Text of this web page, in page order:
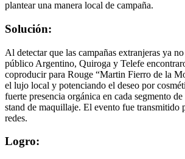
plantear una manera local de campaña.
Solución:
Al detectar que las campañas extranjeras ya
público Argentino, Quiroga y Telefe
coproducir para Rouge “Martin Fierro de la
el lujo local y potenciando el deseo por
fuerte presencia orgánica en cada segmento
stand de maquillaje. El evento fue transmitido
redes.
Logro: